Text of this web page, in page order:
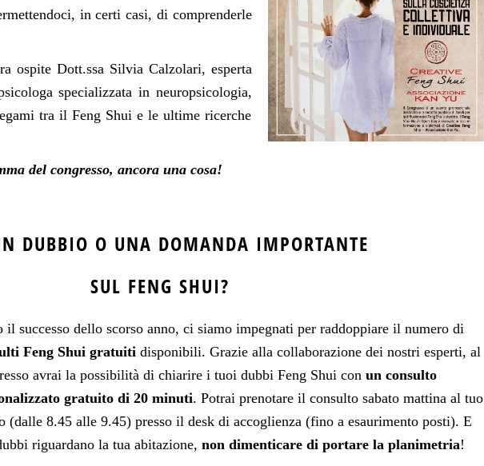
in certi casi, di comprenderle
ospite Dott.ssa Silvia Calzolari, esperta
specializzata in neuropsicologia,
tra il Feng Shui e le ultime ricerche
del congresso, ancora una cosa!
DUBBIO O UNA DOMANDA IMPORTANTE
SUL FENG SHUI?
il successo dello scorso anno, ci siamo impegnati per raddoppiare il numero di
Feng Shui gratuiti disponibili. Grazie alla collaborazione dei nostri esperti, al
avrai la possibilità di chiarire i tuoi dubbi Feng Shui con un consulto
gratuito di 20 minuti. Potrai prenotare il consulto sabato mattina al tuo
(dalle 8.45 alle 9.45) presso il desk di accoglienza (fino a esaurimento posti). E
riguardano la tua abitazione, non dimenticare di portare la planimetria!